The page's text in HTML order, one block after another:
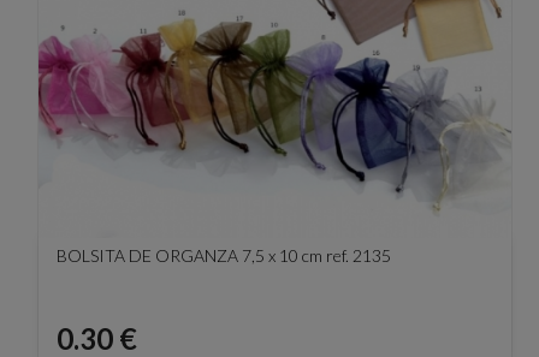
BOLSITA DE ORGANZA 7,5 x 10 cm ref. 2135
Precio
0.30 €